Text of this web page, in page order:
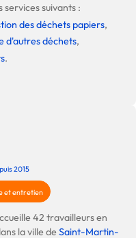
services suivants :
des déchets papiers,
d'autres déchets,
.
2015
et entretien
42 travailleurs en
la ville deSaint-Martin-